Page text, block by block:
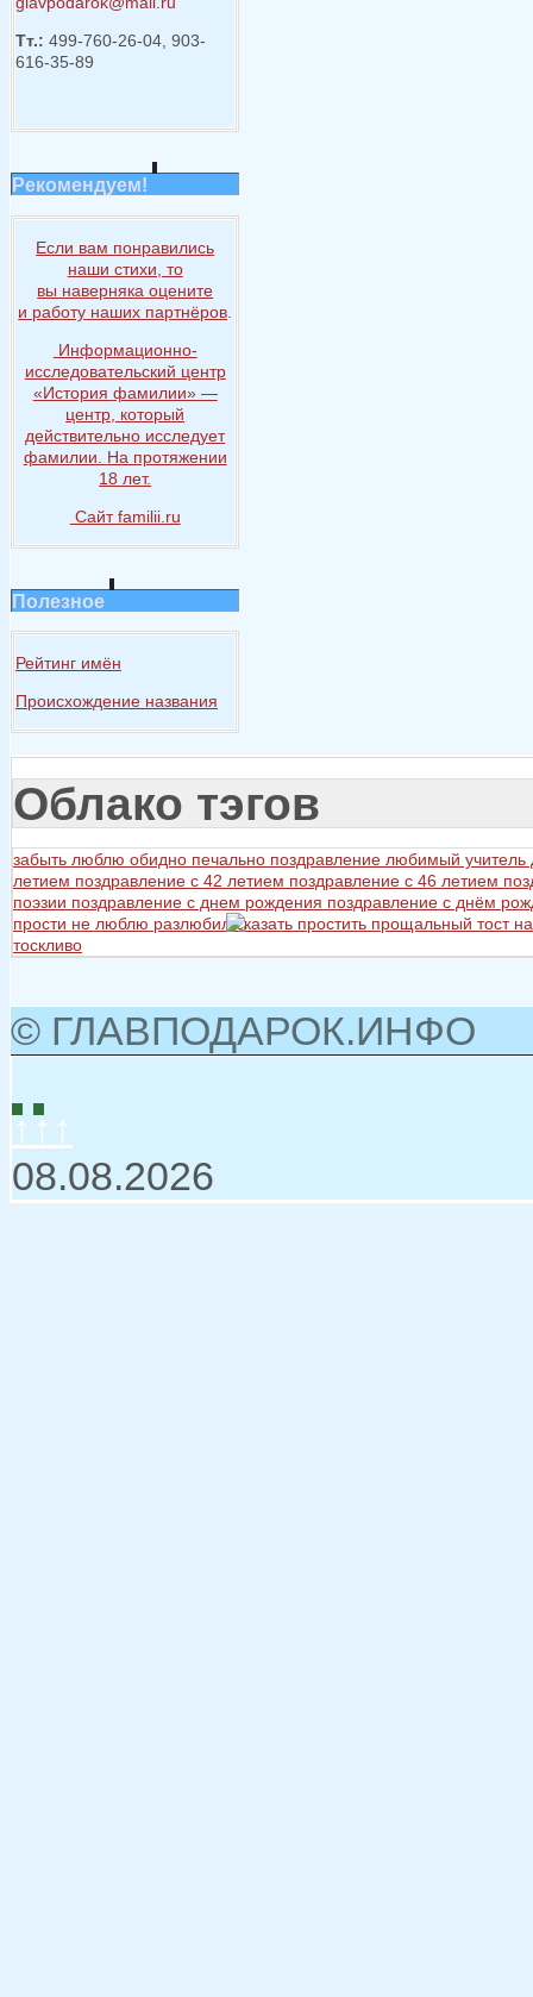
Тт.: 499-760-26-04, 903-
616-35-89
Рекомендуем!
Если вам понравились
наши стихи, то
вы наверняка оцените
и работу наших партнёров
Информационно-
исследовательский центр
«История фамилии» —
центр, который
действительно исследует
фамилии. На протяжении
18 лет.
Сайт familii.ru
Полезное
Рейтинг имён
Происхождение названия
Облако тэгов
забыть люблю обидно печально поздравление любимый учитель
летием поздравление с 42 летием поздравление с 46 летием
поэзии поздравление с днем рождения поздравление с днём
прости не люблю разлюбил сказать простить прощальный тост
тоскливо
© ГЛАВПОДАРОК.ИНФО
↑↑↑
08.08.2026